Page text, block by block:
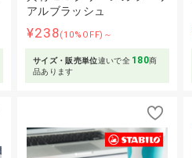
アルブラッシュ
¥238(10%OFF)～
サイズ・販売単位違いで全 180商
品あります